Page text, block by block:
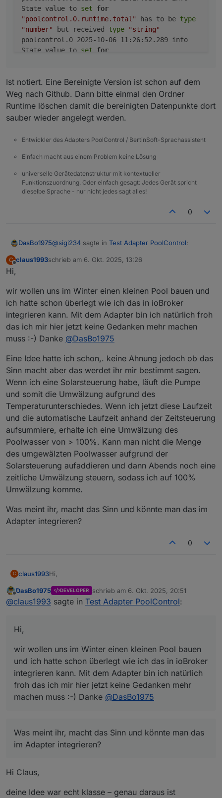
poolcontrol.0
2025-10-06 11:24:52.259	info	State value
poolcontrol.0
2025-10-06 11:23:52.256	info	State value
poolcontrol.0
poolcontrol.0
State value to set
for
"poolcontrol.0.runtime.total"
has to be type
"number"
but received type
"string"
poolcontrol.0 2025-10-06 11:26:52.289 info
State value to set
for
poolcontrol.0 2025-10-06 11:26:52.286 info
State value toset for
"poolcontrol.0.runtime.total"
has to be
type
"string"
poolcontrol.0 2025-10-06 11:25:52.274 info
"poolcontrol.0.runtime.today"has to betype
"number"but receivedtype "string"
State value toset for
"poolcontrol.0.runtime.total"has to betype
"number"but receivedtype "string"
poolcontrol.0 2025-10-06 11:24:52.259 info
State value toset for
poolcontrol.0 2025-10-06 11:23:52.256 info
State value toset
for
"poolcontrol.0.runtime.today" has to be type
"number"
type
poolcontrol.0 2025-10-06 11:23:52.254 info
State value toset for
"number"but receivedtype "string"
poolcontrol.0 2025-10-06 11:22:52.253 info
State value toset for
"poolcontrol.0.runtime.today"has to be
"number"but receivedtype "string"
poolcontrol.0 2025-10-06 11:22:52.250 info
State value to
set
for
"poolcontrol.0.runtime.total"
has to be
"number" but receivedtype "string"
Ist notiert. Eine Bereinigte Version ist schon auf dem
Weg nach Github. Dann bitte einmal den Ordner
Runtime löschen damit die bereinigten Datenpunkte dort
sauber wieder angelegt werden.
Entwickler des Adapters PoolControl / BertinSoft-Sprachassistent
Einfach macht aus einem Problem keine Lösung
universelle Gerätedatenstruktur mit kontextueller
Funktionszuordnung. Oder einfach gesagt: Jedes Gerät spricht
dieselbe Sprache - nur nicht jedes sagt alles!
0
DasBo1975@sigi234 sagte in Test Adapter PoolControl:
Ist notiert. Eine Bereinigte Version ist schon auf
dem Weg nach Github. Dann bitte einmal den
Ordner Runtime löschen damit die bereinigten
Datenpunkte dort sauber wieder angelegt werden.
C
Offline
claus1993schrieb am 6. Okt. 2025, 13:26
zuletzt editiert von
Hi,
wir wollen uns im Winter einen kleinen Pool bauen und
ich hatte schon überlegt wie ich das in ioBroker
integrieren kann. Mit dem Adapter bin ich natürlich froh
das ich mir hier jetzt keine Gedanken mehr machen
muss :-) Danke @DasBo1975
Eine Idee hatte ich schon,. keine Ahnung jedoch ob das
Sinn macht aber das werdet ihr mir bestimmt sagen.
Wenn ich eine Solarsteuerung habe, läuft die Pumpe
und somit die Umwälzung aufgrund des
Temperaturunterschiedes. Wenn ich jetzt diese Laufzeit
und die automatische Laufzeit anhand der Zeitsteuerung
aufsummiere, erhalte ich eine Umwälzung des
Poolwasser von > 100%. Kann man nicht die Menge
des umgewälzten Poolwasser aufgrund der
Solarsteuerung aufaddieren und dann Abends noch eine
zeitliche Umwälzung steuern, sodass ich auf 100%
Umwälzung komme.
Was meint ihr, macht das Sinn und könnte man das im
Adapter integrieren?
0
C claus1993Hi,
wir wollen uns im Winter einen kleinen Pool bauen
und ich hatte schon überlegt wie ich das in ioBroker
Temperaturunterschiedes. Wenn ich jetzt diese
Laufzeit und die automatische Laufzeit anhand der
Zeitsteuerung aufsummiere, erhalte ich eine
Umwälzung des Poolwasser von > 100%. Kann man
nicht die Menge des umgewälzten Poolwasser
aufgrund der Solarsteuerung aufaddieren und dann
Offline
DasBo1975 DEVELOPER schrieb am 6. Okt. 2025, 20:51
zuletzt editiert von
@claus1993 sagte in Test Adapter PoolControl:
Hi,
wir wollen uns im Winter einen kleinen Pool bauen
und ich hatte schon überlegt wie ich das in ioBroker
integrieren kann. Mit dem Adapter bin ich natürlich
froh das ich mir hier jetzt keine Gedanken mehr
machen muss :-) Danke @DasBo1975
Was meint ihr, macht das Sinn und könnte man das
im Adapter integrieren?
Hi Claus,
deine Idee war echt klasse – genau daraus ist